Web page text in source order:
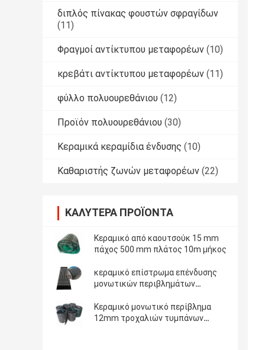
διπλός πίνακας φουστών σφραγίδων
(11)
Φραγμοί αντίκτυπου μεταφορέων (10)
κρεβάτι αντίκτυπου μεταφορέων (11)
φύλλο πολυουρεθάνιου (12)
Προϊόν πολυουρεθάνιου (30)
Κεραμικά κεραμίδια ένδυσης (10)
Καθαριστής ζωνών μεταφορέων (22)
ΚΑΛΎΤΕΡΑ ΠΡΟΪΌΝΤΑ
Κεραμικό από καουτσούκ 15 mm
πάχος 500 mm πλάτος 10m μήκος
κεραμικό επίστρωμα επένδυσης
μονωτικών περιβλημάτων
μεταφορέων πάχους 12mm
Κεραμικό μονωτικό περίβλημα
12mm τροχαλιών τυμπάνων